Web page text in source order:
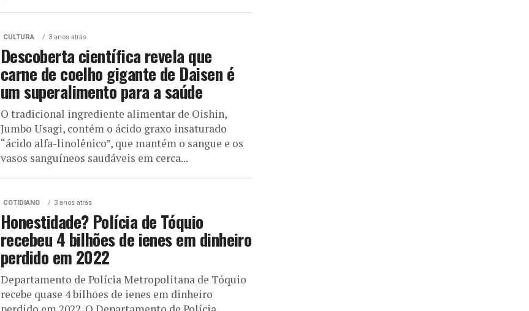
CULTURA 3 anos atrás
Descoberta científica revela que
carne de coelho gigante de Daisen é
um superalimento para a saúde
O tradicional ingrediente alimentar de Oishin,
Jumbo Usagi, contém o ácido graxo insaturado
“ácido alfa-linolênico”, que mantém o sangue e os
vasos sanguíneos saudáveis em cerca...
COTIDIANO 3 anos atrás
Honestidade? Polícia de Tóquio
recebeu 4 bilhões de ienes em dinheiro
perdido em 2022
Departamento de Polícia Metropolitana de Tóquio
recebe quase 4 bilhões de ienes em dinheiro